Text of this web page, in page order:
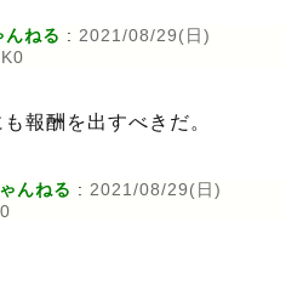
んねる : 2021/08/29(日)
報酬を出すべきだ。
んねる : 2021/08/29(日)